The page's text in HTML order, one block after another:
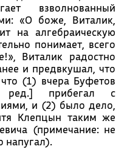
взволнованный
«О боже, Виталик,
на алгебраическую
понимает, всего
Виталик радостно
и предвкушал, что
(1) вчера Буфетов
прибегал с
и (2) было дело,
Клепцын таким же
(примечание: не
напугал).